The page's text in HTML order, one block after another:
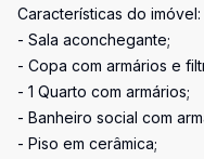
Características do imóvel:
- Sala aconchegante;
- Copa com armários e
- 1 Quarto com armários;
- Banheiro social com
- Piso em cerâmica;